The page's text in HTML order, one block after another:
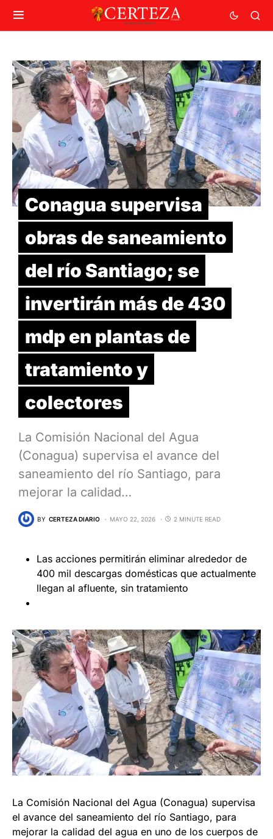
Conagua supervisa
obras de saneamiento
del río Santiago; se
invertirán más de 430
mdp en plantas de
tratamiento y
colectores
La Comisión Nacional del Agua
(Conagua) supervisa el avance del
saneamiento del río Santiago, para
mejorar la calidad…
BY CERTEZA DIARIO MAYO 22, 2026 2 MINUTE READ
Las acciones permitirán eliminar alrededor de
400 mil descargas domésticas que actualmente
llegan al afluente, sin tratamiento
La Comisión Nacional del Agua (Conagua) supervisa
el avance del saneamiento del río Santiago, para
mejorar la calidad del agua en uno de los cuerpos de